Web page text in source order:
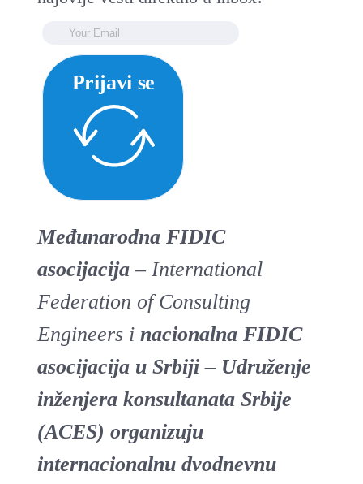
Prijavi se
Međunarodna FIDIC
asocijacija– International
Federation of Consulting
Engineers inacionalna FIDIC
asocijacija u Srbiji – Udruženje
inženjera konsultanata Srbije
(ACES) organizuju
internacionalnu dvodnevnu